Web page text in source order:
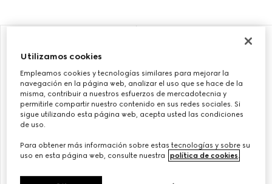
PERSONALIZAR CON LAS INICIALES
Utilizamos cookies
Empleamos cookies y tecnologías similares para mejorar la
navegación en la página web, analizar el uso que se hace de la
misma, contribuir a nuestros esfuerzos de mercadotecnia y
permitirle compartir nuestro contenido en sus redes sociales. Si
sigue utilizando esta página web, acepta usted las condiciones
de uso.
Para obtener más información sobre estas tecnologías y sobre su
uso en esta página web, consulte nuestra
política de cookies